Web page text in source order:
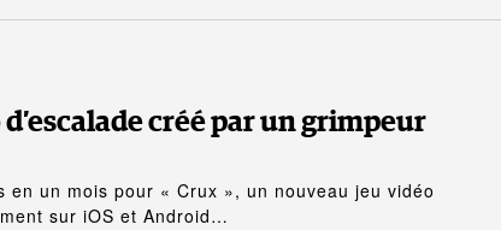
créé par un grimpeur
en un mois pour « Crux », un nouveau jeu vidéo
sur iOS et Android…